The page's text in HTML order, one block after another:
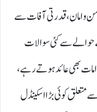
و امان، قدرتی آفات سے
حوالے سے کئی سوالات
بھی عائد ہوتے رہے،
متعلق کوئی بڑا اسکینڈل